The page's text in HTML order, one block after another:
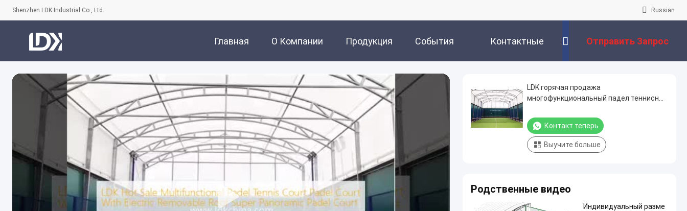
Shenzhen LDK Industrial Co., Ltd. Russian
Главная
Страница
О Компании Продукция События Контактные
Данные
Отправить Запрос
LDK горячая продажа
многофункциональный падел теннисный
съемной крышей супер панорамный
падел корт
Контакт теперь
Выучите больше
Родственные видео
Индивидуальный разме